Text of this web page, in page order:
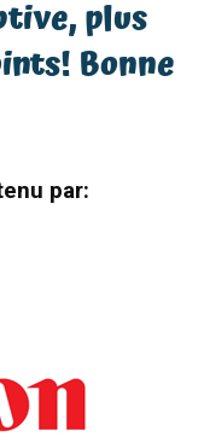
plus
Bonne
par: